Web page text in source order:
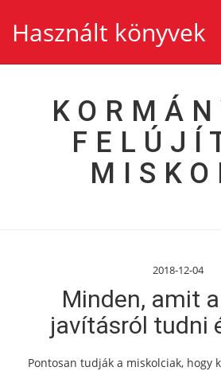
Használt könyvek
2018-12-04
Minden, amit
javításról tudni
Pontosan tudják a miskolciak, hogy